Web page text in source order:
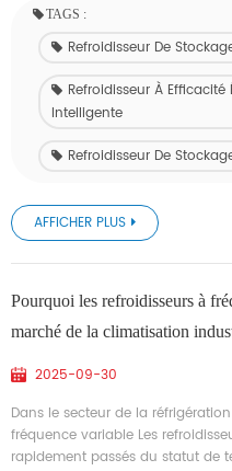
TAGS :
Refroidisseur De
Refroidisseur À
Intelligente
Refroidisseur De
AFFICHER PLUS
Pourquoi les refroidisseurs à
marché de la climatisation
2025-09-30
Dans le secteur de la
fréquence variable Les
rapidement passés du statut de